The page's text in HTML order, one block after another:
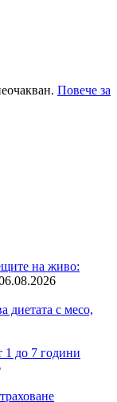
Повече за
на живо:
диетата с месо,
1 до 7 години